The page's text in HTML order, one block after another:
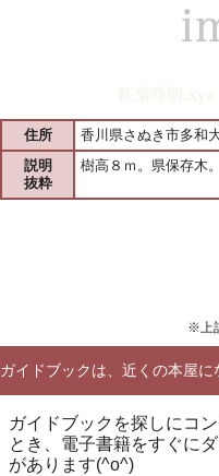
住所
香川県さぬき市多和
説明
抜粋
樹高８ｍ。県保存木。
※上
ガイドブックは、近くの本屋に
ガイドブックを探しにコ
とき、電子書籍をすぐに
があります(^o^)